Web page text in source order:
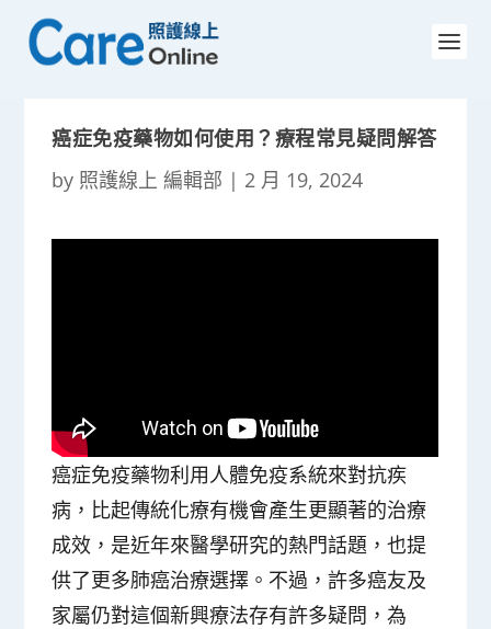
癌症免疫藥物如何使用？療程常見疑問解答
by 照護線上 編輯部 | 2 月 19, 2024
癌症免疫藥物利用人體免疫系統來對抗疾
病，比起傳統化療有機會產生更顯著的治療
成效，是近年來醫學研究的熱門話題，也提
供了更多肺癌治療選擇。不過，許多癌友及
家屬仍對這個新興療法存有許多疑問，為